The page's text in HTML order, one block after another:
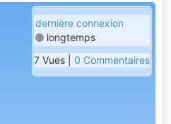
dernière connexion
longtemps
7 Vues | 0 Commentaires